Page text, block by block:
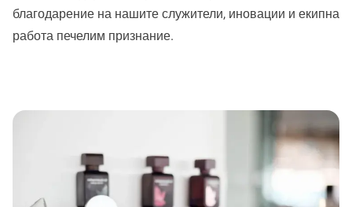
благодарение на нашите служители, иновации и екипна
работа печелим признание.